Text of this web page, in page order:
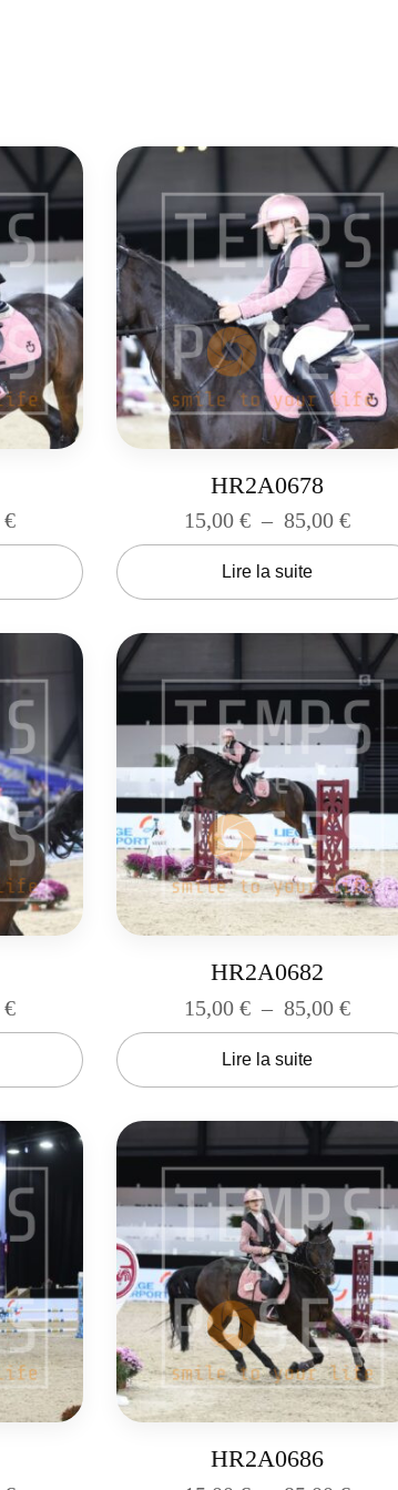
€
HR2A0678
15,00€ – 85,00€
Lire la suite
€
HR2A0682
15,00€ – 85,00€
Lire la suite
HR2A0686